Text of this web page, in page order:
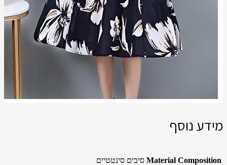
מידע נוסף
Material Composition סיבים סינטטיים